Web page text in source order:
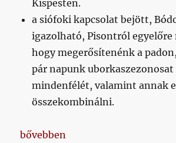
Kispesten.
a siófoki kapcsolat bejött,
igazolható, Pisontról egyelőre
hogy megerősítenénk a
pár napunk
mindenfélét, valamint annak
összekombinálni.
„Napikispest 2020.06.30.”
bővebben